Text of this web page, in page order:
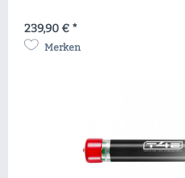
239,90 € *
Merken